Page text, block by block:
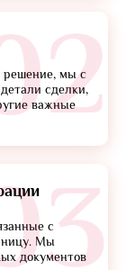
решение, мы с
сделки,
важные
с
Мы
документов